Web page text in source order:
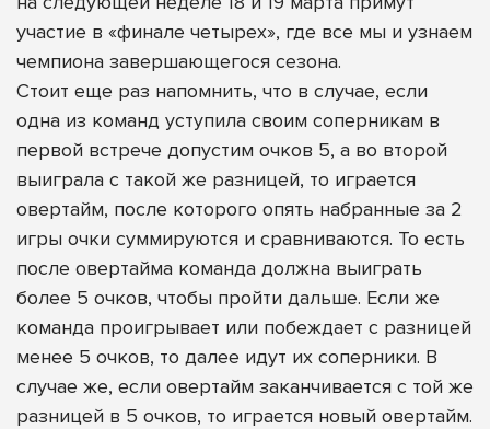
участие в «финале четырех», где все мы и узнаем
чемпиона завершающегося сезона.
Стоит еще раз напомнить, что в случае, если
одна из команд уступила своим соперникам в
первой встрече допустим очков 5, а во второй
выиграла с такой же разницей, то играется
овертайм, после которого опять набранные за 2
игры очки суммируются и сравниваются. То есть
после овертайма команда должна выиграть
более 5 очков, чтобы пройти дальше. Если же
команда проигрывает или побеждает с разницей
менее 5 очков, то далее идут их соперники. В
случае же, если овертайм заканчивается с той же
разницей в 5 очков, то играется новый овертайм.